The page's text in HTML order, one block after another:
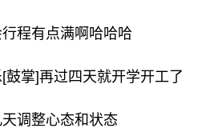
程有点满啊哈哈哈
鼓掌]再过四天就开学开工了
调整心态和状态